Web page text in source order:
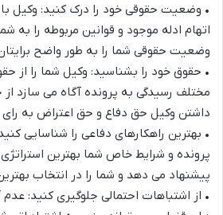
• وضعیت حقوقی خود را درک کنید: وکیل با
اتهام ادله موجود و قوانین مربوطه را
وضعیت حقوقی شما را به طور واضح
• حقوق خود را بشناسید: وکیل شما را از
مختلف رسیدگی به پرونده آگاه می سازد
داشتن وکیل حق دفاع و حق اعتراض به رای
• بهترین راهکارهای دفاعی را شناسایی
پرونده و شرایط خاص شما بهترین
پیشنهاد می دهد و شما را در انتخاب
• از اشتباهات احتمالی جلوگیری کنید: عدم